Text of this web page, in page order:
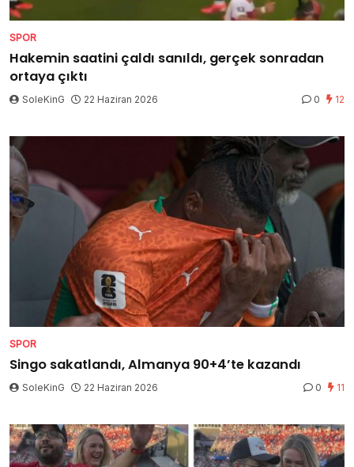
SPOR
Hakemin saatini çaldı sanıldı, gerçek sonradan
ortaya çıktı
SoleKinG 22 Haziran 2026 0 12
SPOR
Singo sakatlandı, Almanya 90+4’te kazandı
SoleKinG 22 Haziran 2026 0 11